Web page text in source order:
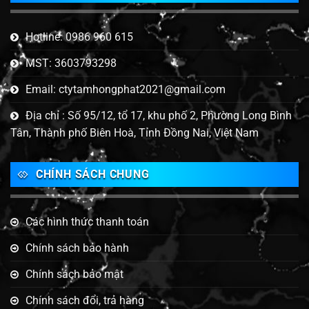
Hotline: 0986 960 615
MST: 3603793298
Email: ctytamhongphat2021@gmail.com
Địa chỉ : Số 95/12, tổ 17, khu phố 2, Phường Long Bình
Tân, Thành phố Biên Hoà, Tỉnh Đồng Nai, Việt Nam
CHÍNH SÁCH CHUNG
Các hình thức thanh toán
Chính sách bảo hành
Chính sách bảo mật
Chính sách đổi, trả hàng